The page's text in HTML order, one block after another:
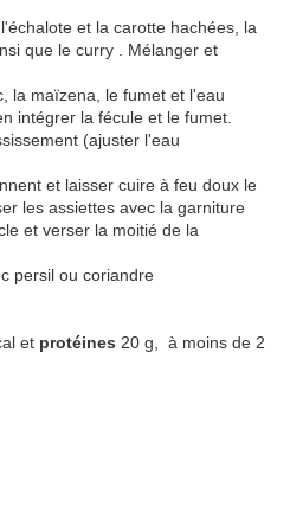
et la carotte hachées, la
que le curry . Mélanger et
la maïzena, le fumet et l'eau
intégrer la fécule et le fumet.
(ajuster l'eau
et laisser cuire à feu doux le
les assiettes avec la garniture
et verser la moitié de la
persil ou coriandre
et protéines 20 g, à moins de 2